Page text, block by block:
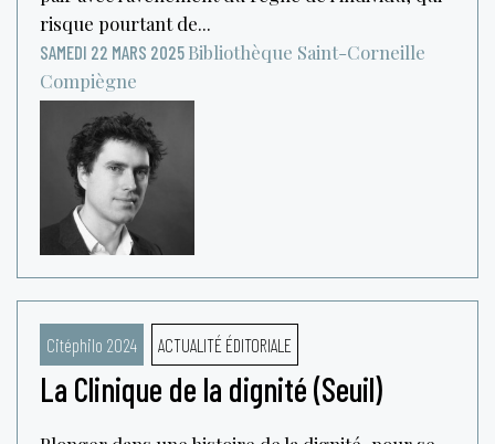
risque pourtant de...
SAMEDI 22 MARS 2025 Bibliothèque Saint-Corneille
Compiègne
Citéphilo 2024 ACTUALITÉ ÉDITORIALE
La Clinique de la dignité (Seuil)